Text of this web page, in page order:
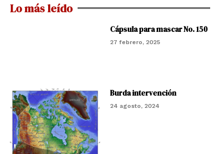
Lo más leído
Cápsula para mascar No. 150
27 febrero, 2025
Burda intervención
24 agosto, 2024